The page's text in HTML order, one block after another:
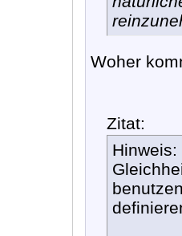
Woher
Zitat: